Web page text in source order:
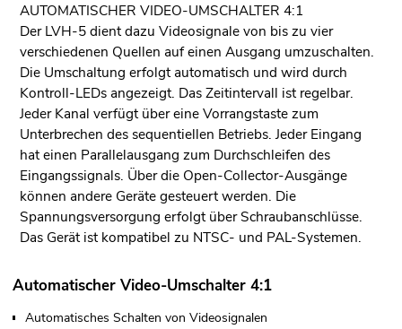
AUTOMATISCHER VIDEO-UMSCHALTER 4:1
Der LVH-5 dient dazu Videosignale von bis zu vier
verschiedenen Quellen auf einen Ausgang umzuschalten.
Die Umschaltung erfolgt automatisch und wird durch
Kontroll-LEDs angezeigt. Das Zeitintervall ist regelbar.
Jeder Kanal verfügt über eine Vorrangstaste zum
Unterbrechen des sequentiellen Betriebs. Jeder Eingang
hat einen Parallelausgang zum Durchschleifen des
Eingangssignals. Über die Open-Collector-Ausgänge
können andere Geräte gesteuert werden. Die
Spannungsversorgung erfolgt über Schraubanschlüsse.
Das Gerät ist kompatibel zu NTSC- und PAL-Systemen.
Automatischer Video-Umschalter 4:1
Automatisches Schalten von Videosignalen